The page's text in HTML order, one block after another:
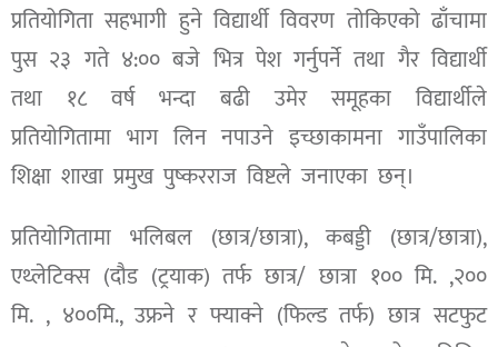
प्रतियोगिता सहभागी हुने विद्यार्थी विवरण तोकिएको ढाँचामा
पुस २३ गते ४:०० बजे भित्र पेश गर्नुपर्ने तथा गैर विद्यार्थी
तथा १८ वर्ष भन्दा बढी उमेर समूहका विद्यार्थीले
प्रतियोगितामा भाग लिन नपाउने इच्छाकामना गाउँपालिका
शिक्षा शाखा प्रमुख पुष्करराज विष्टले जनाएका छन्।
प्रतियोगितामा भलिबल (छात्र/छात्रा), कबड्डी (छात्र/छात्रा),
एथ्लेटिक्स (दौड (ट्रयाक) तर्फ छात्र/ छात्रा १०० मि. ,२००
मि. , ४००मि., उफ्रने र फ्याक्ने (फिल्ड तर्फ) छात्र सटफुट